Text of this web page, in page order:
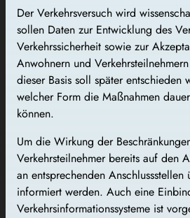
Der Verkehrsversuch wird
sollen Daten zur Entwicklung des
Verkehrssicherheit sowie zur
Anwohnern und
dieser Basis soll später entschieden
welcher Form die Maßnahmen
können.
Um die Wirkung der
Verkehrsteilnehmer bereits auf den
an entsprechenden
informiert werden. Auch eine
Verkehrsinformationssysteme ist